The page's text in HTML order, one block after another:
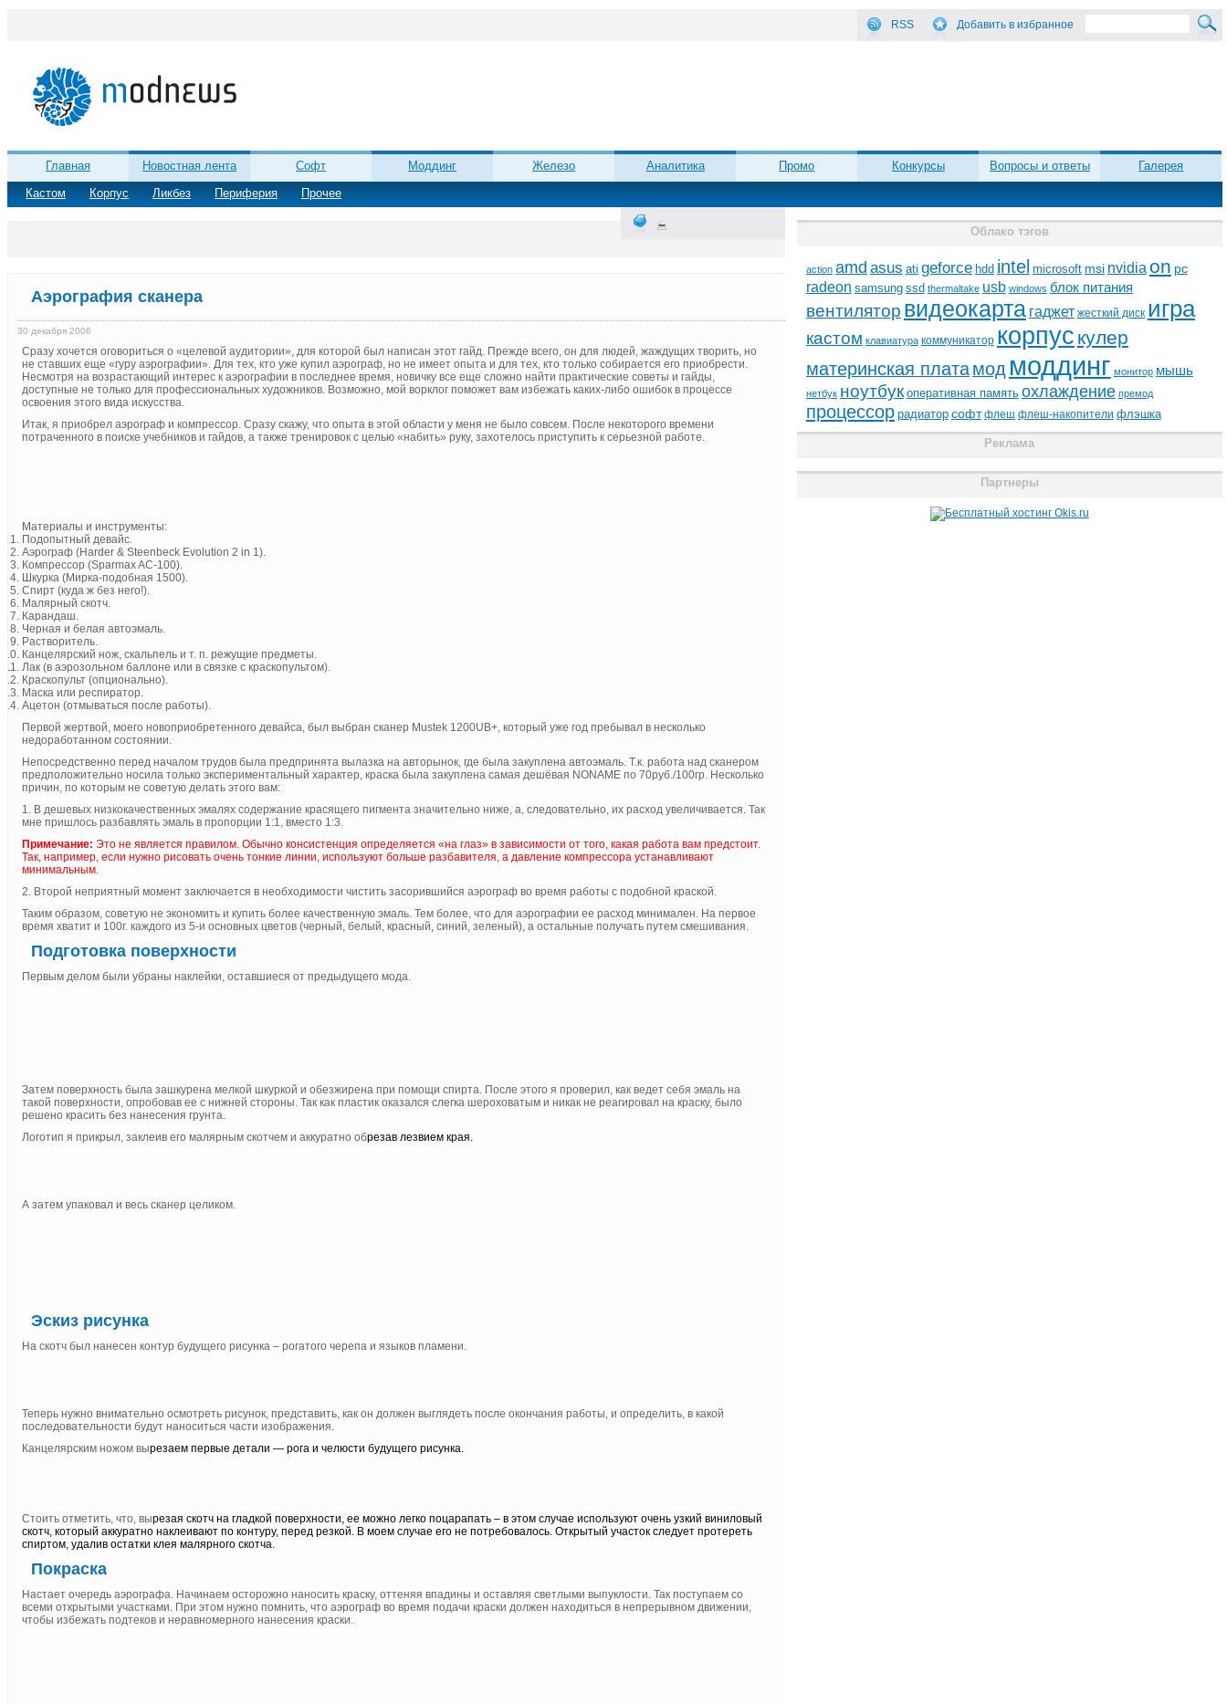
RSS Добавить в избранное
Главная Новостная лента Софт
Моддинг
Кастом
Корпус Ликбез Периферия Прочее
Железо Аналитика Промо Конкурсы Вопросы и ответы Галерея
Аэрография сканера
30 декабря 2006
Сразу хочется оговориться о «целевой аудитории», для которой был написан этот гайд. Прежде всего, он для людей, жаждущих творить, но
не ставших еще «гуру аэрографии». Для тех, кто уже купил аэрограф, но не имеет опыта и для тех, кто только собирается его приобрести.
Несмотря на возрастающий интерес к аэрографии в последнее время, новичку все еще сложно найти практические советы и гайды,
доступные не только для профессиональных художников. Возможно, мой ворклог поможет вам избежать каких-либо ошибок в процессе
освоения этого вида искусства.
Итак, я приобрел аэрограф и компрессор. Сразу скажу, что опыта в этой области у меня не было совсем. После некоторого времени
потраченного в поиске учебников и гайдов, а также тренировок с целью «набить» руку, захотелось приступить к серьезной работе.
Материалы и инструменты:
Подопытный девайс.
Аэрограф (Harder & Steenbeck Evolution 2 in 1).
Компрессор (Sparmax AC-100).
Шкурка (Мирка-подобная 1500).
Спирт (куда ж без него!).
Малярный скотч.
Карандаш.
Черная и белая автоэмаль.
Растворитель.
Канцелярский нож, скальпель и т. п. режущие предметы.
Лак (в аэрозольном баллоне или в связке с краскопультом).
Краскопульт (опционально).
Маска или респиратор.
Ацетон (отмываться после работы).
Первой жертвой, моего новоприобретенного девайса, был выбран сканер Mustek 1200UB+, который уже год пребывал в несколько
недоработанном состоянии.
Непосредственно перед началом трудов была предпринята вылазка на авторынок, где была закуплена автоэмаль. Т.к. работа над сканером
предположительно носила только экспериментальный характер, краска была закуплена самая дешёвая NONAME по 70руб./100гр. Несколько
причин, по которым не советую делать этого вам:
1. В дешевых низкокачественных эмалях содержание красящего пигмента значительно ниже, а, следовательно, их расход увеличивается. Так
мне пришлось разбавлять эмаль в пропорции 1:1, вместо 1:3.
Примечание: Это не является правилом. Обычно консистенция определяется «на глаз» в зависимости от того, какая работа вам предстоит.
Так, например, если нужно рисовать очень тонкие линии, используют больше разбавителя, а давление компрессора устанавливают
минимальным.
2. Второй неприятный момент заключается в необходимости чистить засорившийся аэрограф во время работы с подобной краской.
Таким образом, советую не экономить и купить более качественную эмаль. Тем более, что для аэрографии ее расход минимален. На первое
время хватит и 100г. каждого из 5-и основных цветов (черный, белый, красный, синий, зеленый), а остальные получать путем смешивания.
Подготовка поверхности
Первым делом были убраны наклейки, оставшиеся от предыдущего мода.
Затем поверхность была зашкурена мелкой шкуркой и обезжирена при помощи спирта. После этого я проверил, как ведет себя эмаль на
такой поверхности, опробовав ее с нижней стороны. Так как пластик оказался слегка шероховатым и никак не реагировал на краску, было
решено красить без нанесения грунта.
Логотип я прикрыл, заклеив его малярным скотчем и аккуратно обрезав лезвием края.
А затем упаковал и весь сканер целиком.
Эскиз рисунка
На скотч был нанесен контур будущего рисунка – рогатого черепа и языков пламени.
Теперь нужно внимательно осмотреть рисунок, представить, как он должен выглядеть после окончания работы, и определить, в какой
последовательности будут наноситься части изображения.
Канцелярским ножом вырезаем первые детали — рога и челюсти будущего рисунка.
Стоить отметить, что, вырезая скотч на гладкой поверхности, ее можно легко поцарапать – в этом случае используют очень узкий виниловый
скотч, который аккуратно наклеивают по контуру, перед резкой. В моем случае его не потребовалось. Открытый участок следует протереть
спиртом, удалив остатки клея малярного скотча.
Покраска
Настает очередь аэрографа. Начинаем осторожно наносить краску, оттеняя впадины и оставляя светлыми выпуклости. Так поступаем со
всеми открытыми участками. При этом нужно помнить, что аэрограф во время подачи краски должен находиться в непрерывном движении,
чтобы избежать подтеков и неравномерного нанесения краски.
Облако тэгов
action amd asus ati geforce hdd intel microsoft msi nvidia on pc
radeon samsung ssd thermaltake usb windows блок питания
вентилятор видеокарта гаджет жесткий диск игра
кастом клавиатура коммуникатор корпус кулер
материнская платамод моддинг монитор мышь
нетбук ноутбук оперативная память охлаждение премод
процессор радиатор софт флеш флеш-накопители флэшка
Реклама
Партнеры